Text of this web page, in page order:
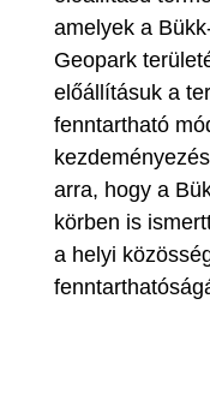
amelyek a
Geopark
előállításuk a
fenntartható
arra, hogy a
körben is
a helyi